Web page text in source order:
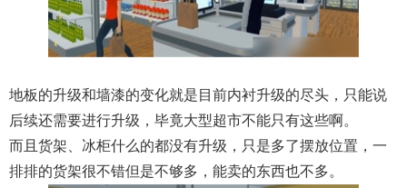
地板的升级和墙漆的变化就是目前内衬升级的尽头，只能说
后续还需要进行升级，毕竟大型超市不能只有这些啊。
而且货架、冰柜什么的都没有升级，只是多了摆放位置，一
排排的货架很不错但是不够多，能卖的东西也不多。